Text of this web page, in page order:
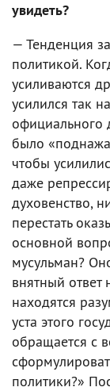
увидеть?
— Тенденция
политикой.
усиливаются
усилился так
официального
было
чтобы
даже
духовенство,
перестать
основной
мусульман?
внятный ответ
находятся
уста этого
обращается с
политики?»